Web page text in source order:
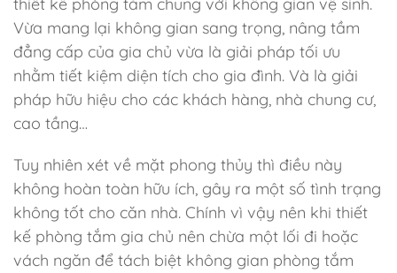
Vừa mang lại không gian sang trọng, nâng tầm
đẳng cấp của gia chủ vừa là giải pháp tối ưu
nhằm tiết kiệm diện tích cho gia đình. Và là giải
pháp hữu hiệu cho các khách hàng, nhà chung cư,
cao tầng…
Tuy nhiên xét về mặt phong thủy thì điều này
không hoàn toàn hữu ích, gây ra một số tình trạng
không tốt cho căn nhà. Chính vì vậy nên khi thiết
kế phòng tắm gia chủ nên chừa một lối đi hoặc
vách ngăn để tách biệt không gian phòng tắm